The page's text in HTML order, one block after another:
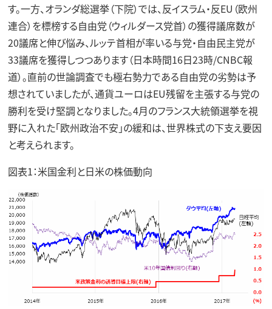
す。一方、オランダ総選挙（下院）では、反イスラム・反EU（欧州
連合）を標榜する自由党（ウィルダース党首）の獲得議席数が
20議席と伸び悩み、ルッテ首相が率いる与党・自由民主党が
33議席を獲得しつつあります（日本時間16日23時/CNBC報
道）。直前の世論調査でも極右勢力である自由党の劣勢は予
想されていましたが、通貨ユーロはEU残留を主張する与党の
勝利を受け堅調となりました。4月のフランス大統領選挙を視
野に入れた「欧州政治不安」の緩和は、世界株式の下支え要因
と考えられます。
図表1：米国金利と日米の株価動向